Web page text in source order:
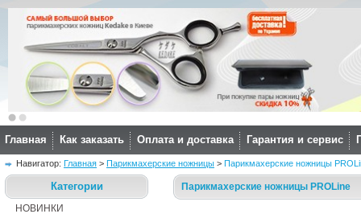
Главная Как заказать Оплата и доставка Гарантия и сервис
Навигатор: Главная > Парикмахерские ножницы > Парикмахерские ножницы
Категории
НОВИНКИ
Парикмахерские ножницы PROLine